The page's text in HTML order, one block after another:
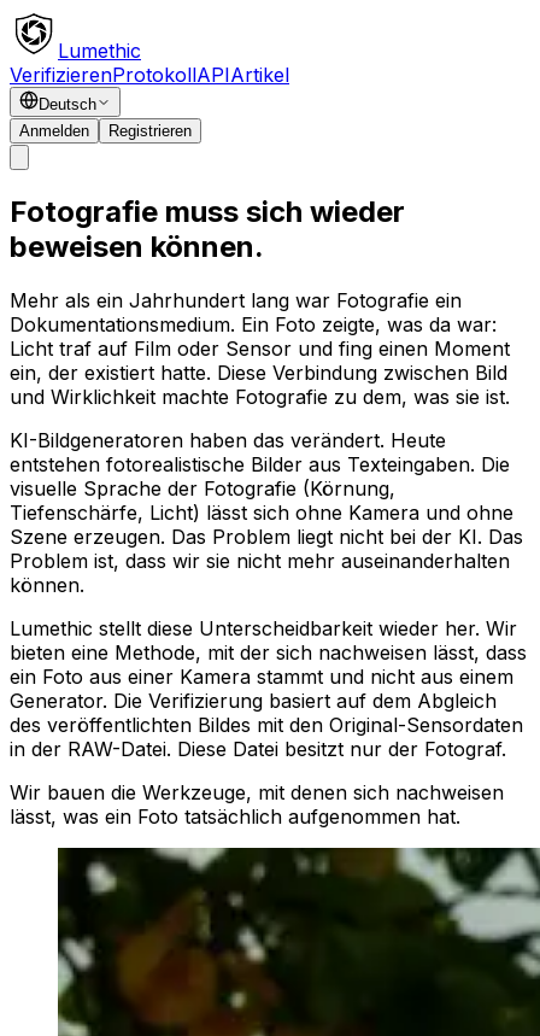
Lumethic
VerifizierenProtokollAPIArtikel
Deutsch
Anmelden
Registrieren
Fotografie muss sich wieder
beweisen können.
Mehr als ein Jahrhundert lang war Fotografie ein
Dokumentationsmedium. Ein Foto zeigte, was da war:
Licht traf auf Film oder Sensor und fing einen Moment
ein, der existiert hatte. Diese Verbindung zwischen Bild
und Wirklichkeit machte Fotografie zu dem, was sie ist.
KI-Bildgeneratoren haben das verändert. Heute
entstehen fotorealistische Bilder aus Texteingaben. Die
visuelle Sprache der Fotografie (Körnung,
Tiefenschärfe, Licht) lässt sich ohne Kamera und ohne
Szene erzeugen. Das Problem liegt nicht bei der KI. Das
Problem ist, dass wir sie nicht mehr auseinanderhalten
können.
Lumethic stellt diese Unterscheidbarkeit wieder her. Wir
bieten eine Methode, mit der sich nachweisen lässt, dass
ein Foto aus einer Kamera stammt und nicht aus einem
Generator. Die Verifizierung basiert auf dem Abgleich
des veröffentlichten Bildes mit den Original-Sensordaten
in der RAW-Datei. Diese Datei besitzt nur der Fotograf.
Wir bauen die Werkzeuge, mit denen sich nachweisen
lässt, was ein Foto tatsächlich aufgenommen hat.